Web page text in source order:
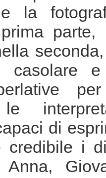
la
parte,
casolare
le
di
credibile i
Anna,